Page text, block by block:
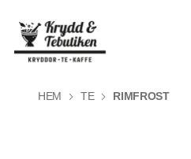
HEM TE RIMFROST